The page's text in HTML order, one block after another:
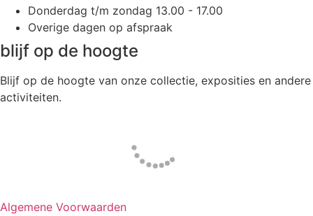
Donderdag t/m zondag 13.00 - 17.00
Overige dagen op afspraak
blijf op de hoogte
Blijf op de hoogte van onze collectie, exposities en andere
activiteiten.
Algemene Voorwaarden